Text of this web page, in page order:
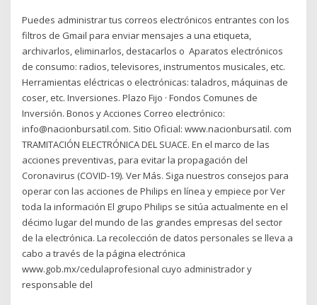
Puedes administrar tus correos electrónicos entrantes con los
filtros de Gmail para enviar mensajes a una etiqueta,
archivarlos, eliminarlos, destacarlos o Aparatos electrónicos
de consumo: radios, televisores, instrumentos musicales, etc.
Herramientas eléctricas o electrónicas: taladros, máquinas de
coser, etc. Inversiones. Plazo Fijo · Fondos Comunes de
Inversión. Bonos y Acciones Correo electrónico:
info@nacionbursatil.com. Sitio Oficial: www.nacionbursatil. com
TRAMITACIÓN ELECTRÓNICA DEL SUACE. En el marco de las
acciones preventivas, para evitar la propagación del
Coronavirus (COVID-19). Ver Más. Siga nuestros consejos para
operar con las acciones de Philips en línea y empiece por Ver
toda la información El grupo Philips se sitúa actualmente en el
décimo lugar del mundo de las grandes empresas del sector
de la electrónica. La recolección de datos personales se lleva a
cabo a través de la página electrónica
www.gob.mx/cedulaprofesional cuyo administrador y
responsable del